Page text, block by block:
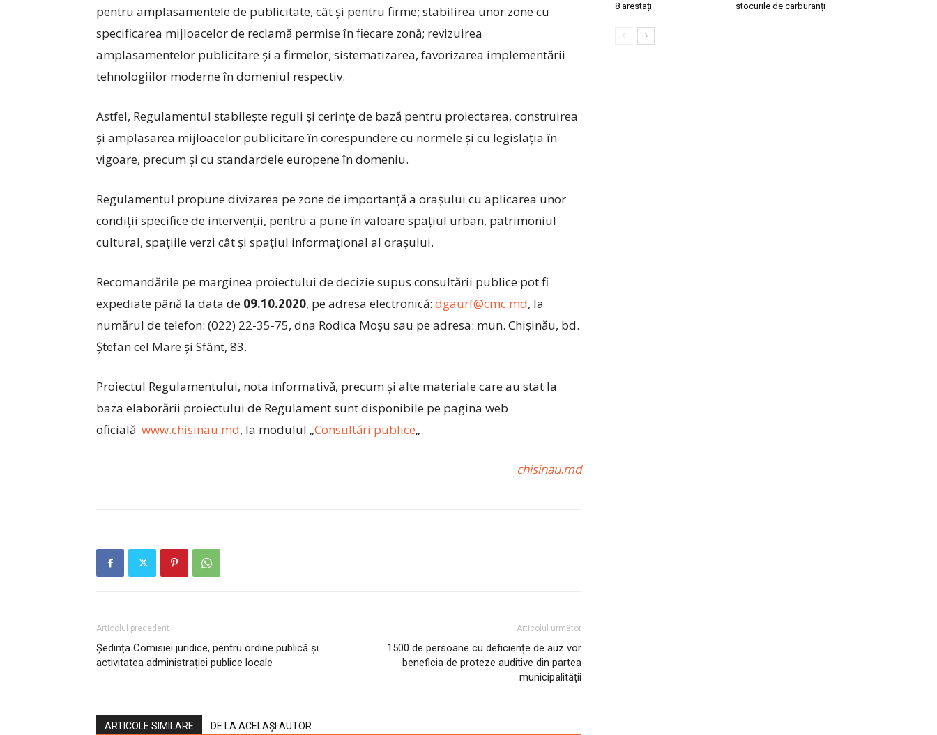
pentru amplasamentele de publicitate, cât şi pentru firme; stabilirea unor zone cu
specificarea mijloacelor de reclamă permise în fiecare zonă; revizuirea
amplasamentelor publicitare şi a firmelor; sistematizarea, favorizarea implementării
tehnologiilor moderne în domeniul respectiv.
Astfel, Regulamentul stabileşte reguli şi cerinţe de bază pentru proiectarea, construirea
şi amplasarea mijloacelor publicitare în corespundere cu normele și cu legislaţia în
vigoare, precum și cu standardele europene în domeniu.
Regulamentul propune divizarea pe zone de importanţă a oraşului cu aplicarea unor
condiţii specifice de intervenţii, pentru a pune în valoare spaţiul urban, patrimoniul
cultural, spaţiile verzi cât şi spaţiul informaţional al oraşului.
Recomandările pe marginea proiectului de decizie supus consultării publice pot fi
expediate până la data de 09.10.2020, pe adresa electronică: dgaurf@cmc.md, la
numărul de telefon: (022) 22-35-75, dna Rodica Moşu sau pe adresa: mun. Chișinău, bd.
Ștefan cel Mare și Sfânt, 83.
Proiectul Regulamentului, nota informativă, precum și alte materiale care au stat la
baza elaborării proiectului de Regulament sunt disponibile pe pagina web
oficială www.chisinau.md, la modulul „Consultări publice„.
chisinau.md
Articolul precedent
Ședința Comisiei juridice, pentru ordine publică și
activitatea administrației publice locale
Articolul următor
1500 de persoane cu deficiențe de auz vor
beneficia de proteze auditive din partea
municipalității
ARTICOLE SIMILARE DE LA ACELAȘI AUTOR
8 arestați
stocurile de carburanți